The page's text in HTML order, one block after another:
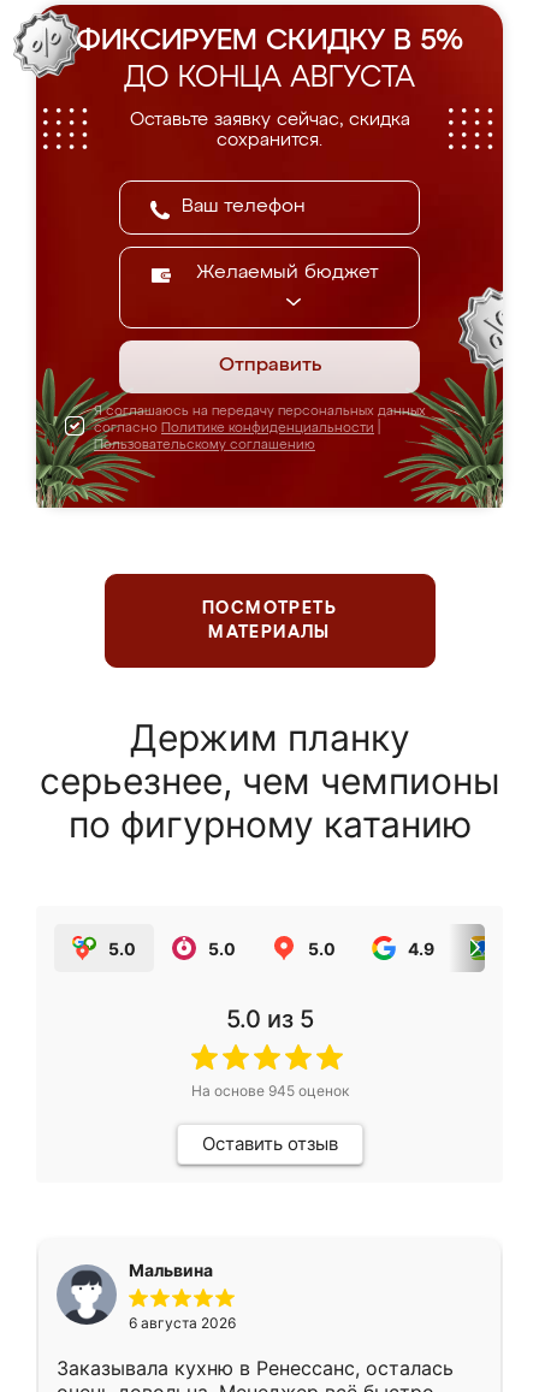
ФИКСИРУЕМ СКИДКУ В 5%
ДО КОНЦА АВГУСТА
Оставьте заявку сейчас, скидка
сохранится.
Желаемый бюджет
Отправить
Я соглашаюсь на передачу персональных данных
согласно Политике конфиденциальности
Пользовательскому соглашению
ПОСМОТРЕТЬ
МАТЕРИАЛЫ
Держим планку
серьезнее, чем чемпионы
по фигурному катанию
5.0 5.0 5.0 4.9
5.0 из 5
На основе 945оценок
Оставить отзыв
Мальвина
6 августа 2026
Заказывала кухню в Ренессанс, осталась